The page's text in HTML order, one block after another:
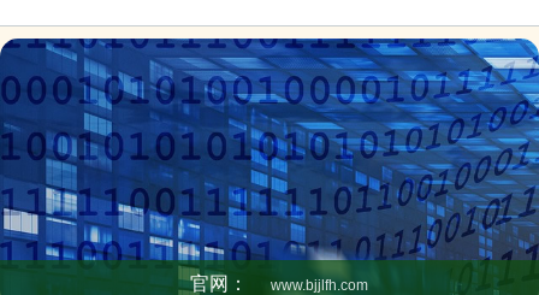
官网： www.bjjlfh.com